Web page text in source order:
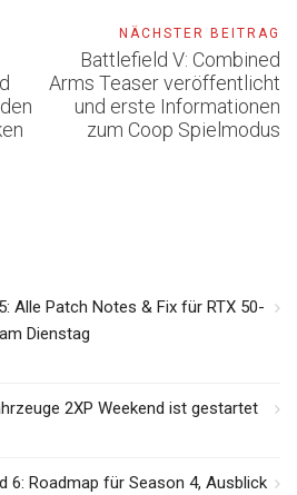
NÄCHSTER BEITRAG
Battlefield V: Combined
Arms Teaser veröffentlicht
und erste Informationen
zum Coop Spielmodus
Alle Patch Notes & Fix für RTX 50-
Dienstag
2XP Weekend ist gestartet
6: Roadmap für Season 4, Ausblick